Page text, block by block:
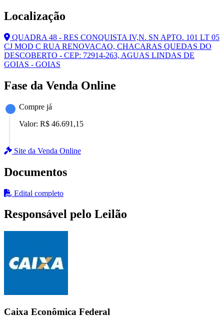
Localização
QUADRA 48 - RES CONQUISTA IV,N. SN APTO. 101 LT 05
CJ MOD C RUA RENOVACAO, CHACARAS QUEDAS DO
DESCOBERTO - CEP: 72914-263, AGUAS LINDAS DE
GOIAS - GOIAS
Fase da Venda Online
Compre já
Valor: R$ 46.691,15
Site da Venda Online
Documentos
Edital completo
Responsável pelo Leilão
Caixa Econômica Federal